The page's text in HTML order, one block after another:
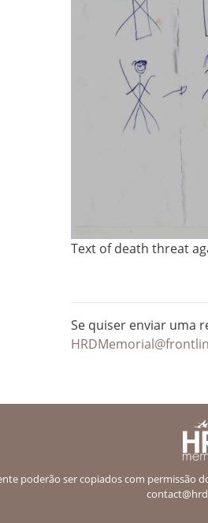
Text of death threat
Se quiser enviar uma
poderão ser copiados com